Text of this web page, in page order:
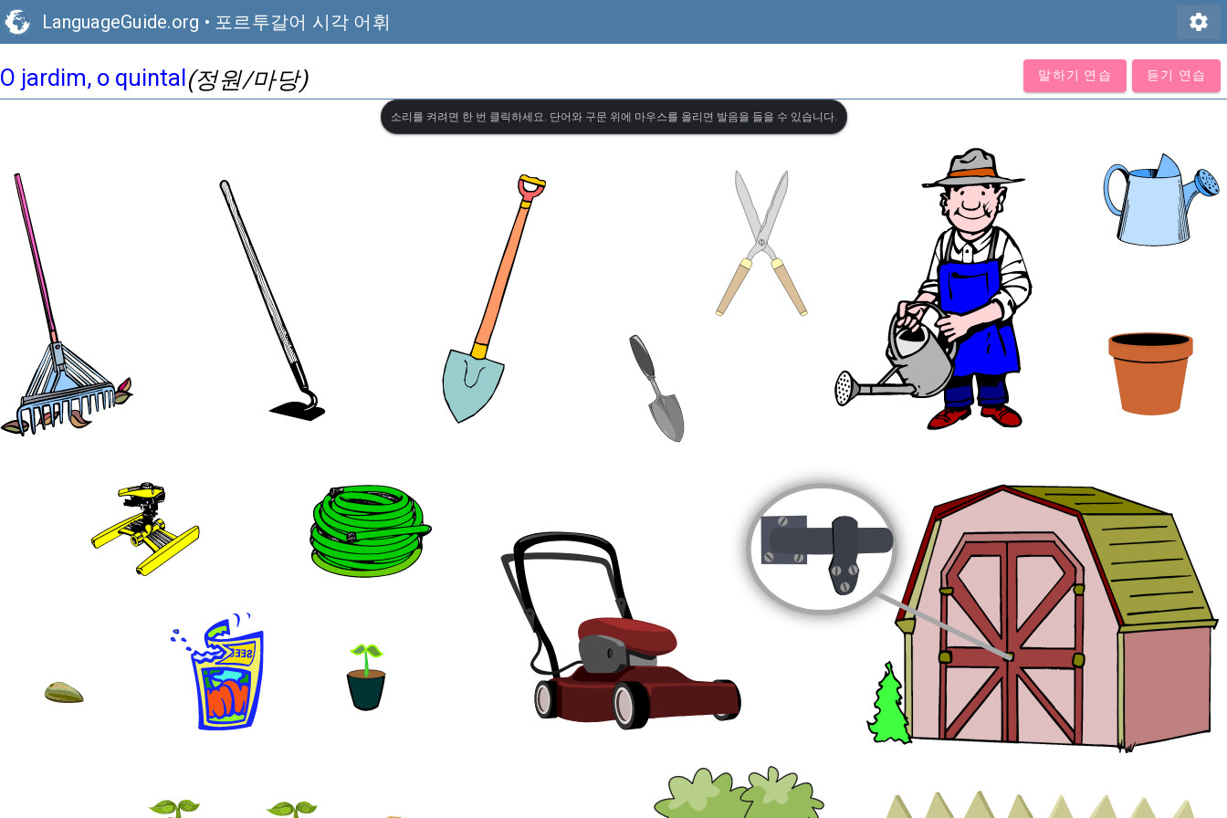
LanguageGuide.org • 포르투갈어 시각 어휘 settings
O jardim, o quintal(정원/마당) 말하기 연습 듣기 연습
소리를 켜려면 한 번 클릭하세요. 단어와 구문 위에 마우스를 올리면 발음을 들을 수 있습니다.